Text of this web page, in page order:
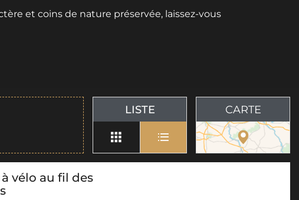
et coins de nature préservée, laissez-vous
LISTE CARTE
vélo au fil des